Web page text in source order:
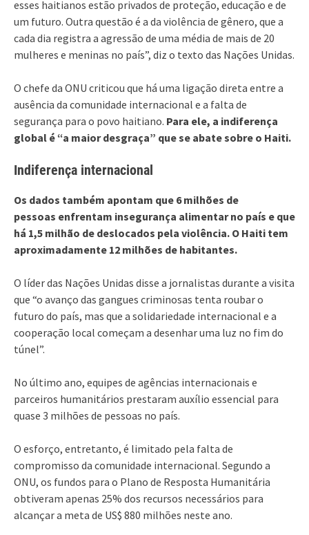
esses haitianos estão privados de proteção, educação e de
um futuro. Outra questão é a da violência de gênero, que a
cada dia registra a agressão de uma média de mais de 20
mulheres e meninas no país”, diz o texto das Nações Unidas.
O chefe da ONU criticou que há uma ligação direta entre a
ausência da comunidade internacional e a falta de
segurança para o povo haitiano. Para ele, a indiferença
global é “a maior desgraça” que se abate sobre o Haiti.
Indiferença internacional
Os dados também apontam que 6 milhões de
pessoas enfrentam insegurança alimentar no país e que
há 1,5 milhão de deslocados pela violência. O Haiti tem
aproximadamente 12 milhões de habitantes.
O líder das Nações Unidas disse a jornalistas durante a visita
que “o avanço das gangues criminosas tenta roubar o
futuro do país, mas que a solidariedade internacional e a
cooperação local começam a desenhar uma luz no fim do
túnel”.
No último ano, equipes de agências internacionais e
parceiros humanitários prestaram auxílio essencial para
quase 3 milhões de pessoas no país.
O esforço, entretanto, é limitado pela falta de
compromisso da comunidade internacional. Segundo a
ONU, os fundos para o Plano de Resposta Humanitária
obtiveram apenas 25% dos recursos necessários para
alcançar a meta de US$ 880 milhões neste ano.